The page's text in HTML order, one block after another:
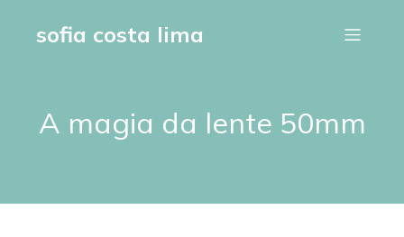
sofia costa lima
A magia da lente 50mm